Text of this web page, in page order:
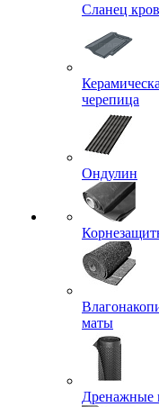
Сланец
черепица
Ондулин
маты
Дренажные